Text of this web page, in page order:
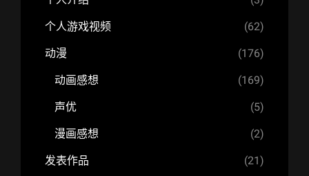
个人游戏视频 (62)
动漫 (176)
动画感想 (169)
声优 (5)
漫画感想 (2)
发表作品 (21)